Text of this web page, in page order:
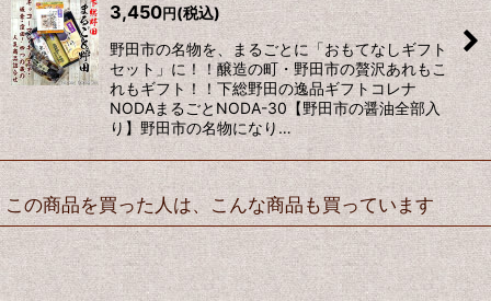
3,450円 (税込)
野田市の名物を、まるごとに「おもてなしギフト
セット」に！！醸造の町・野田市の贅沢あれもこ
れもギフト！！下総野田の逸品ギフトコレナ
NODAまるごとNODA-30【野田市の醤油全部入
り】野田市の名物になり…
この商品を買った人は、こんな商品も買っています